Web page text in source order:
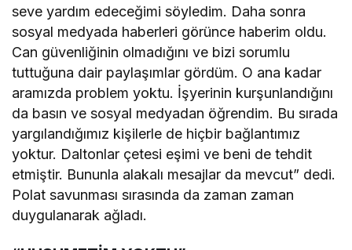
seve yardım edeceğimi söyledim. Daha sonra
sosyal medyada haberleri görünce haberim oldu.
Can güvenliğinin olmadığını ve bizi sorumlu
tuttuğuna dair paylaşımlar gördüm. O ana kadar
aramızda problem yoktu. İşyerinin kurşunlandığını
da basın ve sosyal medyadan öğrendim. Bu sırada
yargılandığımız kişilerle de hiçbir bağlantımız
yoktur. Daltonlar çetesi eşimi ve beni de tehdit
etmiştir. Bununla alakalı mesajlar da mevcut” dedi.
Polat savunması sırasında da zaman zaman
duygulanarak ağladı.